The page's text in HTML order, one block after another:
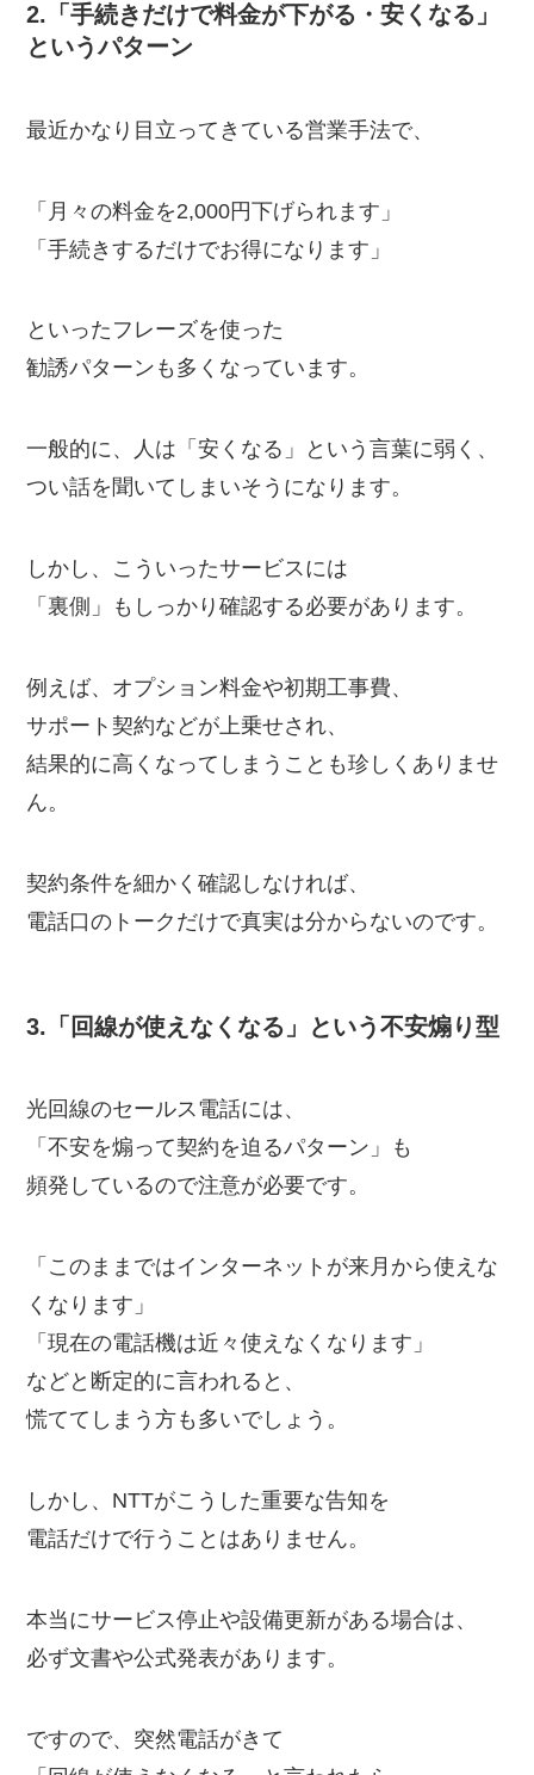
2.「手続きだけで料金が下がる・安くなる」
というパターン
最近かなり目立ってきている営業手法で、
「月々の料金を2,000円下げられます」
「手続きするだけでお得になります」
といったフレーズを使った
勧誘パターンも多くなっています。
一般的に、人は「安くなる」という言葉に弱く、
つい話を聞いてしまいそうになります。
しかし、こういったサービスには
「裏側」もしっかり確認する必要があります。
例えば、オプション料金や初期工事費、
サポート契約などが上乗せされ、
結果的に高くなってしまうことも珍しくありませ
ん。
契約条件を細かく確認しなければ、
電話口のトークだけで真実は分からないのです。
3.「回線が使えなくなる」という不安煽り型
光回線のセールス電話には、
「不安を煽って契約を迫るパターン」も
頻発しているので注意が必要です。
「このままではインターネットが来月から使えな
くなります」
「現在の電話機は近々使えなくなります」
などと断定的に言われると、
慌ててしまう方も多いでしょう。
しかし、NTTがこうした重要な告知を
電話だけで行うことはありません。
本当にサービス停止や設備更新がある場合は、
必ず文書や公式発表があります。
ですので、突然電話がきて